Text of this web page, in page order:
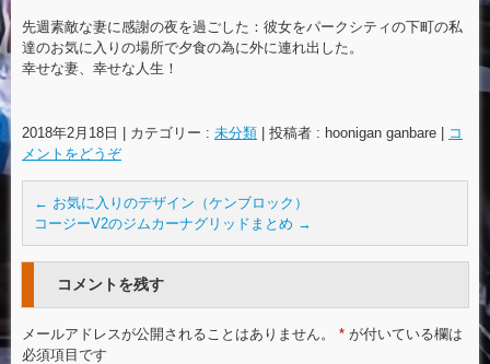
先週素敵な妻に感謝の夜を過ごした：彼女をパークシティの下町の私
達のお気に入りの場所で夕食の為に外に連れ出した。
幸せな妻、幸せな人生！
2018年2月18日 カテゴリー : 未分類 投稿者 : hoonigan ganbare
コ
メントをどうぞ
← お気に入りのデザイン（ケンブロック）
コージーV2のジムカーナグリッドまとめ →
コメントを残す
メールアドレスが公開されることはありません。 * が付いている欄は
必須項目です